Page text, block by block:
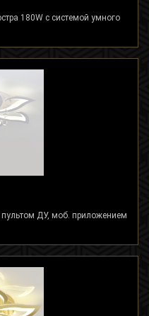
180W с системой умного
ДУ, моб. приложением